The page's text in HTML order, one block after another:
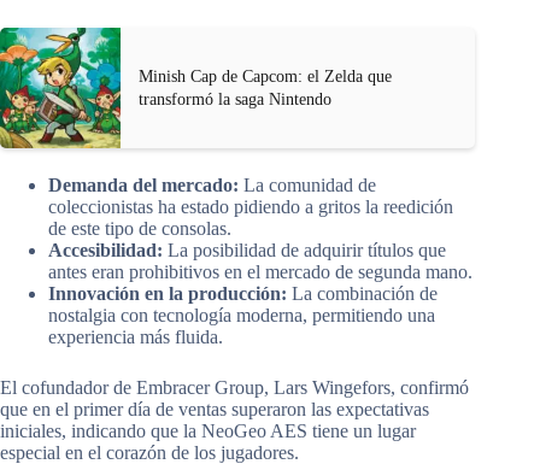
Minish Cap de Capcom: el Zelda que
transformó la saga Nintendo
Demanda del mercado: La comunidad de
coleccionistas ha estado pidiendo a gritos la reedición
de este tipo de consolas.
Accesibilidad: La posibilidad de adquirir títulos que
antes eran prohibitivos en el mercado de segunda mano.
Innovación en la producción: La combinación de
nostalgia con tecnología moderna, permitiendo una
experiencia más fluida.
El cofundador de Embracer Group, Lars Wingefors, confirmó
que en el primer día de ventas superaron las expectativas
iniciales, indicando que la NeoGeo AES tiene un lugar
especial en el corazón de los jugadores.